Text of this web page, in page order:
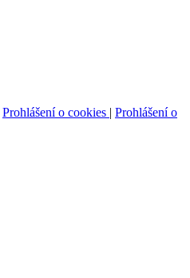
Prohlášení o cookies | Prohlášení o